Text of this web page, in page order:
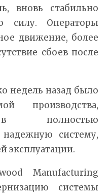
вновь стабильно
силу. Операторы
движение, более
сбоев после
недель назад было
производства,
в полностью
систему,
эксплуатации.
Manufacturing
системы